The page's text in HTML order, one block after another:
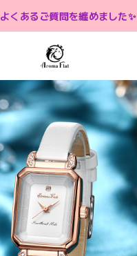
よくあるご質問を纏めました✨